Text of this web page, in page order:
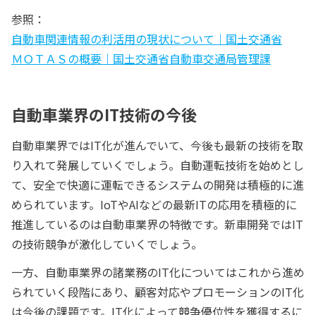
参照：
自動車関連情報の利活用の現状について｜国土交通省
ＭＯＴＡＳの概要｜国土交通省自動車交通局管理課
自動車業界のIT技術の今後
自動車業界ではIT化が進んでいて、今後も最新の技術を取
り入れて発展していくでしょう。自動運転技術を始めとし
て、安全で快適に運転できるシステムの開発は積極的に進
められています。IoTやAIなどの最新ITの応用を積極的に
推進しているのは自動車業界の特徴です。新車開発ではIT
の技術競争が激化していくでしょう。
一方、自動車業界の諸業務のIT化についてはこれから進め
られていく段階にあり、顧客対応やプロモーションのIT化
は今後の課題です。IT化によって競争優位性を獲得するに